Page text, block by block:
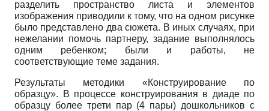
разделить пространство листа и элементов
изображения приводили к тому, что на одном рисунке
было представлено два сюжета. В иных случаях, при
нежелании помочь партнеру, задание выполнялось
одним ребенком; были и работы, не
соответствующие теме задания.
Результаты методики «Конструирование по
образцу». В процессе конструирования в диаде по
образцу более трети пар (4 пары) дошкольников с